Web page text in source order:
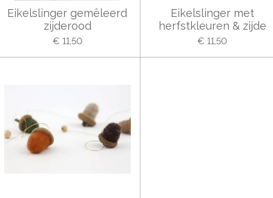
Eikelslinger gemêleerd
zijderood
€ 11,50
Eikelslinger met
herfstkleuren & zijde
€ 11,50